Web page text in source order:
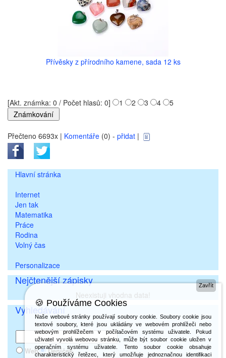
Přívěsky z přírodního kamene, sada 12 ks
[Akt. známka: 0 / Počet hlasů: 0] 1 2 3 4 5
Přečteno 6693x | Komentáře (0) - přidat |
Hlavní stránka
Internet
Jen tak
Matematika
Práce
Rodina
Volný čas
Personalizace
Nejčtenější zápisky
Neexistuji vhodna data!
Vyhledávání
Web Deníček
Zavřít
🍪 Používáme Cookies
Naše webové stránky používají soubory cookie. Soubory cookie jsou
textové soubory, které jsou ukládány ve webovém prohlížeči nebo
webovým prohlížečem v počítačovém systému uživatele. Pokud
uživatel vyvolá webovou stránku, může být soubor cookie uložen v
operačním systému uživatele. Tento soubor cookie obsahuje
charakteristický řetězec, který umožňuje jednoznačnou identifikaci